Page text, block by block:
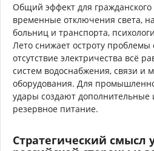
Общий эффект для
временные отключения света,
больниц и транспорта,
Лето снижает остроту проблемы
отсутствие электричества всё
систем водоснабжения, связи и
оборудования. Для
удары создают дополнительные
резервное питание.
Стратегический смысл